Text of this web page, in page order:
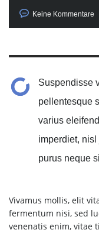
Keine Kommentare
Suspendisse
pellentesque
varius
imperdiet,
purus neque
Vivamus mollis, elit
fermentum nisi, sed
venenatis enim, vitae